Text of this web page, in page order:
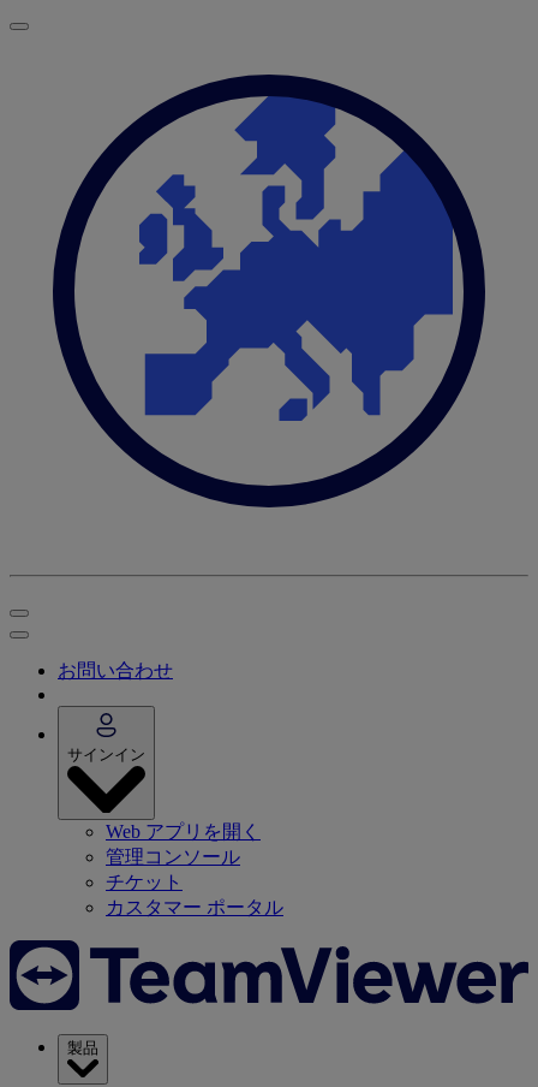
お問い合わせ
サインイン
Web アプリを開く
管理コンソール
チケット
カスタマー ポータル
製品